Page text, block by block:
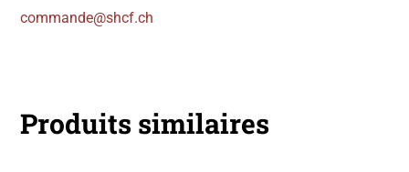
commande@shcf.ch
Produits similaires